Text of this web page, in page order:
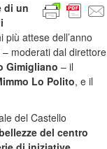
di un
attese dell’anno
moderati dal direttore
Gimigliano – il
Lo Polito, e il
del Castello
del centro